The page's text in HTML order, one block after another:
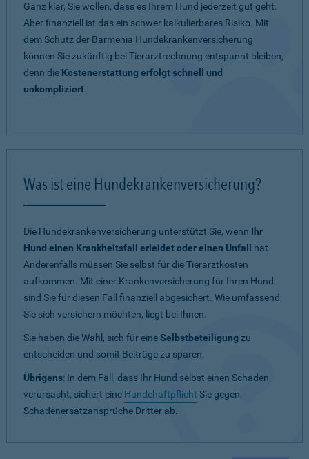
Ganz klar, Sie wollen, dass es Ihrem Hund jederzeit gut geht.
Aber finanziell ist das ein schwer kalkulierbares Risiko. Mit
dem Schutz der Barmenia Hundekrankenversicherung
können Sie zukünftig bei Tierarztrechnung entspannt bleiben,
denn die Kostenerstattung erfolgt schnell und
unkompliziert.
Was ist eine Hundekrankenversicherung?
Die Hundekrankenversicherung unterstützt Sie, wenn Ihr
Hund einen Krankheitsfall erleidet oder einen Unfall
hat.
Anderenfalls müssen Sie selbst für die Tierarztkosten
aufkommen. Mit einer Krankenversicherung für Ihren Hund
sind Sie für diesen Fall finanziell abgesichert. Wie umfassend
Sie sich versichern möchten, liegt bei Ihnen.
Sie haben die Wahl, sich für eineSelbstbeteiligung zu
entscheiden und somit Beiträge zu sparen.
Übrigens: In dem Fall, dass Ihr Hund selbst einen Schaden
verursacht, sichert eine Hundehaftpflicht Sie gegen
Schadenersatzansprüche Dritter ab.